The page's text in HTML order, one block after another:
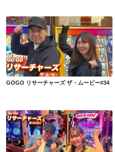
GOGO リサーチャーズ ザ・ムービー#34
GOGO リサーチャーズ ザ・ムービー#34
GOGO リサーチャーズ ザ・ムービー#32